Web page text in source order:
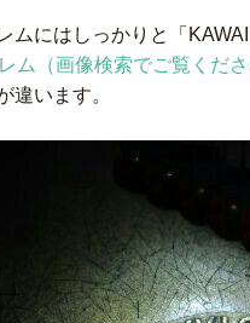
ムにはしっかりと「
ム（画像検索でご覧くださ
違います。